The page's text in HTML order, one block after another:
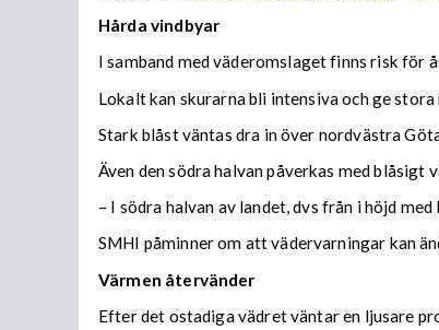
Hårda vindbyar
I samband med väderomslaget finns risk för
Lokalt kan skurarna bli intensiva och ge
Stark blåst väntas dra in över nordvästra
Även den södra halvan påverkas med blåsigt
– I södra halvan av landet, dvs från i höjd
SMHI påminner om att vädervarningar kan
Värmen återvänder
Efter det ostadiga vädret väntar en ljusare